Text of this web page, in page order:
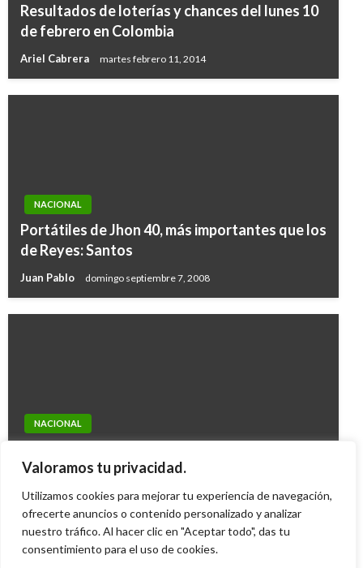
Valoramos tu privacidad.
Utilizamos cookies para mejorar tu experiencia de navegación,
ofrecerte anuncios o contenido personalizado y analizar
nuestro tráfico. Al hacer clic en "Aceptar todo", das tu
consentimiento para el uso de cookies.
Resultados de loterías y chances del lunes 10
de febrero en Colombia
Ariel Cabrera martes febrero 11, 2014
NACIONAL
Portátiles de Jhon 40, más importantes que los
de Reyes: Santos
Juan Pablo domingo septiembre 7, 2008
NACIONAL
Fecode se moviliza mañana
Geovany Quintero Gómez miércoles febrero 15, 2012
ANTIOQUIA
Autoridades aseguran que explosión de
petardo en Medellín no tendría relación con
Andres Felipe Gama sábado julio 25, 2015